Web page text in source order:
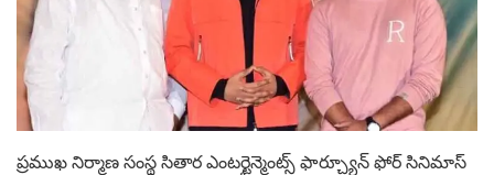
ప్రముఖ నిర్మాణ సంస్థ సితార ఎంటర్టైన్మెంట్స్ ఫార్చ్యూన్ ఫోర్ సినిమాస్